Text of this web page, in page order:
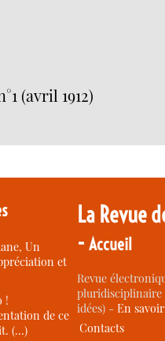
(avril 1912)
Un
et
!
de ce
(…)
La Revue
-Accueil
Revue
idées) -En
Contacts